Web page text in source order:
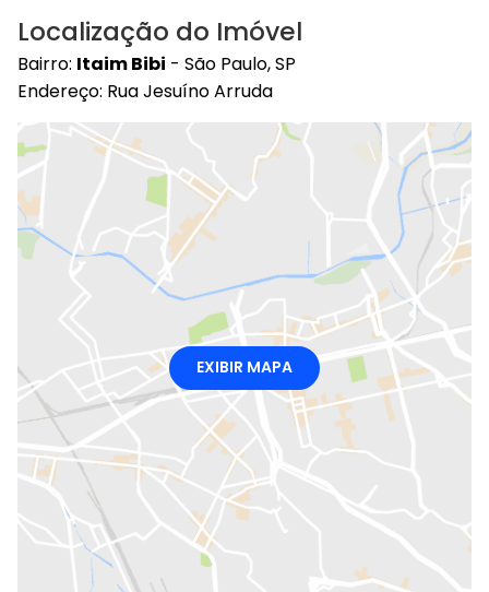
Localização do Imóvel
Bairro: Itaim Bibi - São Paulo, SP
Endereço: Rua Jesuíno Arruda
EXIBIR MAPA